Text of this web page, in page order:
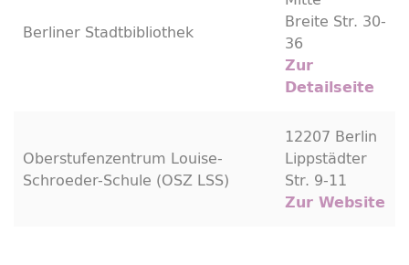
Berliner Stadtbibliothek
Breite Str. 30-
36
Zur
Detailseite
Oberstufenzentrum Louise-
Schroeder-Schule (OSZ LSS)
12207 Berlin
Lippstädter
Str. 9-11
Zur Website